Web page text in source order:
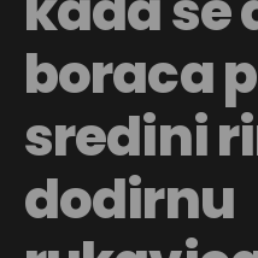
boraca
sredini
dodirnu